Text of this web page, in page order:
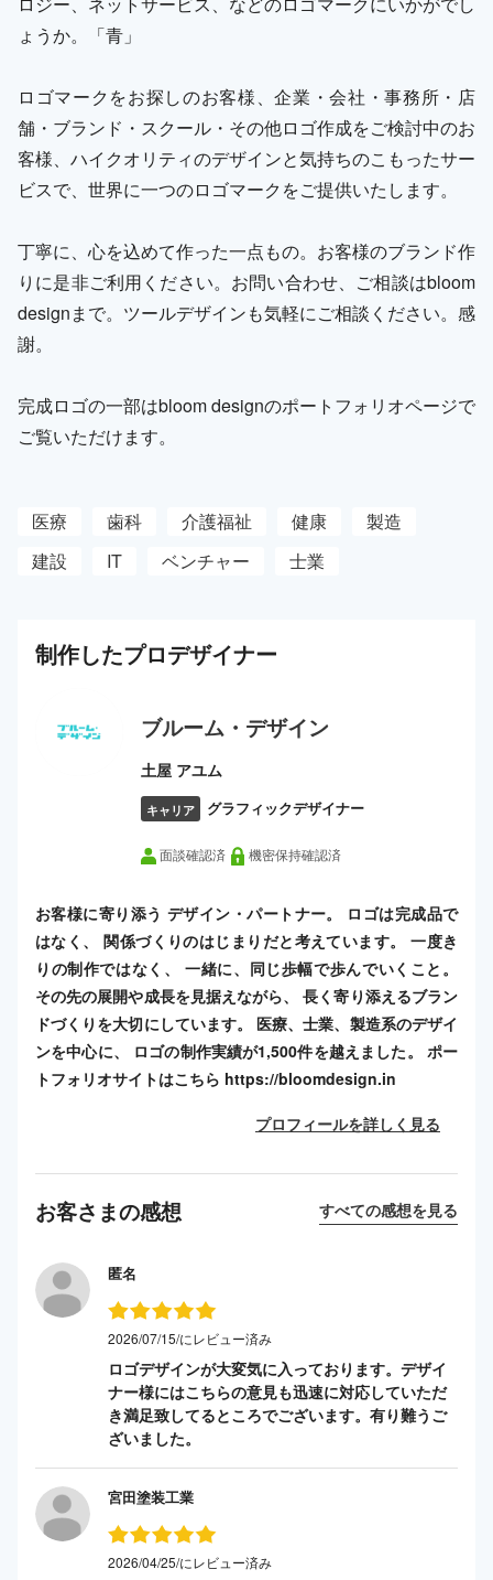
ょうか。「青」
ロゴマークをお探しのお客様、企業・会社・事務所・店
舗・ブランド・スクール・その他ロゴ作成をご検討中のお
客様、ハイクオリティのデザインと気持ちのこもったサー
ビスで、世界に一つのロゴマークをご提供いたします。
丁寧に、心を込めて作った一点もの。お客様のブランド作
りに是非ご利用ください。お問い合わせ、ご相談はbloom
designまで。ツールデザインも気軽にご相談ください。感
謝。
完成ロゴの一部はbloom designのポートフォリオページで
ご覧いただけます。
医療 歯科 介護福祉 健康
製造
建設
IT ベンチャー 士業
制作したプロデザイナー
ブルーム・デザイン
土屋 アユム
キャリア グラフィックデザイナー
面談確認済 機密保持確認済
お客様に寄り添う デザイン・パートナー。 ロゴは完成品で
はなく、 関係づくりのはじまりだと考えています。 一度き
りの制作ではなく、 一緒に、同じ歩幅で歩んでいくこと。
その先の展開や成長を見据えながら、 長く寄り添えるブラン
ドづくりを大切にしています。 医療、士業、製造系のデザイ
ンを中心に、 ロゴの制作実績が1,500件を越えました。 ポー
トフォリオサイトはこちら https://bloomdesign.in
プロフィールを詳しく見る
お客さまの感想 すべての感想を見る
匿名
2026/07/15/にレビュー済み
ロゴデザインが大変気に入っております。デザイ
ナー様にはこちらの意見も迅速に対応していただ
き満足致してるところでございます。有り難うご
ざいました。
宮田塗装工業
2026/04/25/にレビュー済み